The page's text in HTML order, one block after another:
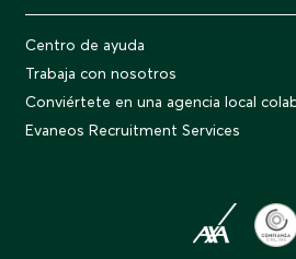
Centro de ayuda
Trabaja con nosotros
Conviértete en una agencia local
Evaneos Recruitment Services